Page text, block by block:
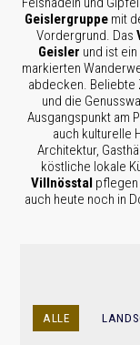
Geislergruppe mit
Vordergrund. Das
Geisler und ist
markierten
abdecken. Beliebte
und die
Ausgangspunkt am
auch kulturelle
Architektur,
köstliche lokale
Villnösstal pflegen
auch heute noch in
ALLE